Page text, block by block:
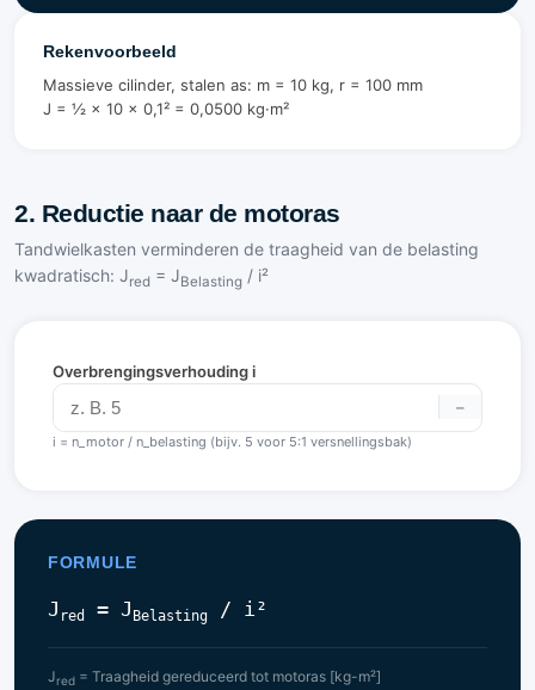
Rekenvoorbeeld
Massieve cilinder, stalen as: m = 10 kg, r = 100 mm
J = ½ × 10 × 0,1² = 0,0500 kg·m²
2. Reductie naar de motoras
Tandwielkasten verminderen de traagheid van de belasting
kwadratisch: Jred = JBelasting / i²
Overbrengingsverhouding i
–
i = n_motor / n_belasting (bijv. 5 voor 5:1 versnellingsbak)
FORMULE
J red = J Belasting / i²
Jred = Traagheid gereduceerd tot motoras [kg-m²]